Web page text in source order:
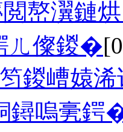
嶅瀷鏈
ㄦ儏鍐�
鍐嶆媴
鐞嗚亴鍔